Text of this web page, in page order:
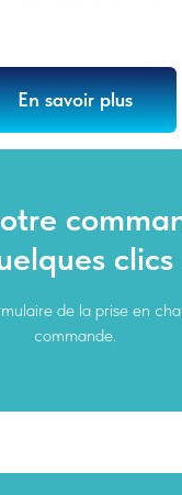
En savoir plus
clics
de la prise en
commande.